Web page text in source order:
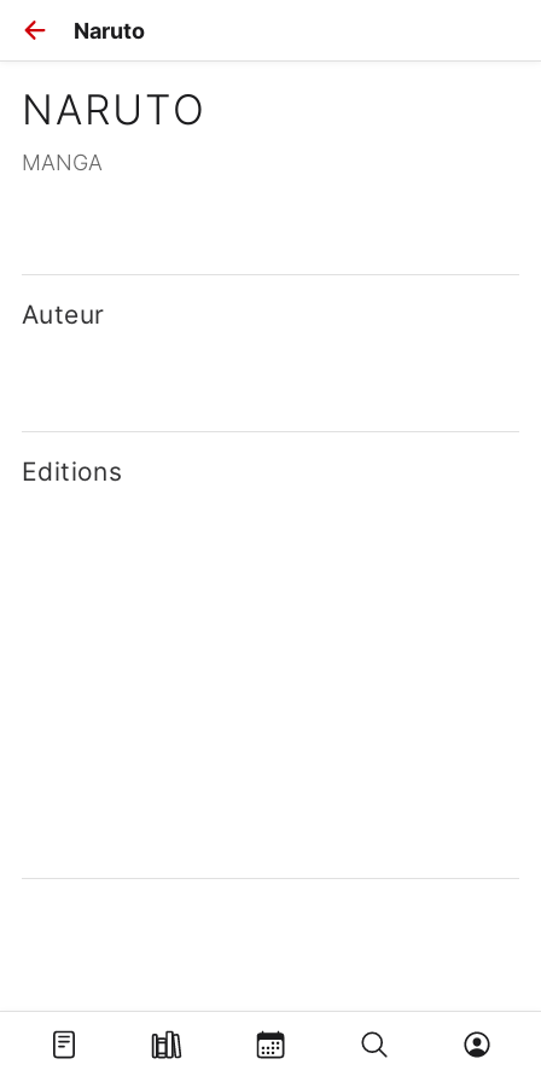
Naruto
NARUTO
MANGA
Auteur
Editions